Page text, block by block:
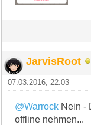
JarvisRoot
07.03.2016, 22:03
@Warrock Nein -
offline nehmen...